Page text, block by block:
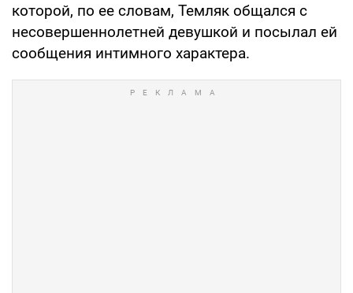
которой, по ее словам, Темляк общался с
несовершеннолетней девушкой и посылал ей
сообщения интимного характера.